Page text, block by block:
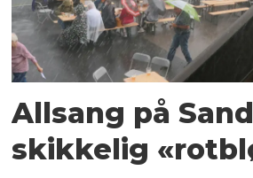
Allsang på
skikkelig